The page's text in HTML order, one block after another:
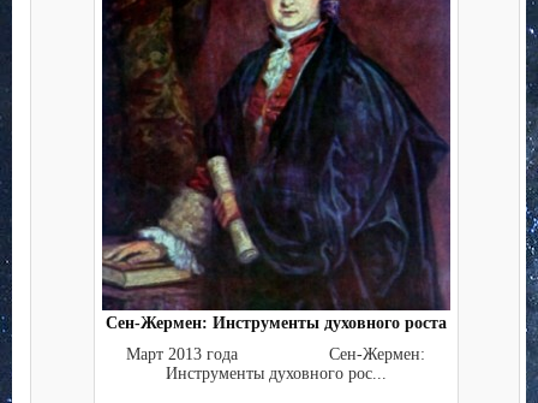
Сен-Жермен: Инструменты духовного роста
Март 2013 года Сен-Жермен:
Инструменты духовного рос...